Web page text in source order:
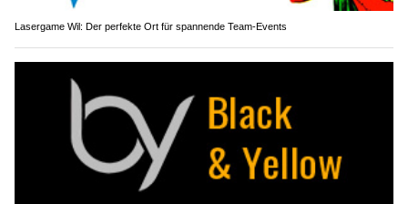
Lasergame Wil: Der perfekte Ort für spannende Team-Events